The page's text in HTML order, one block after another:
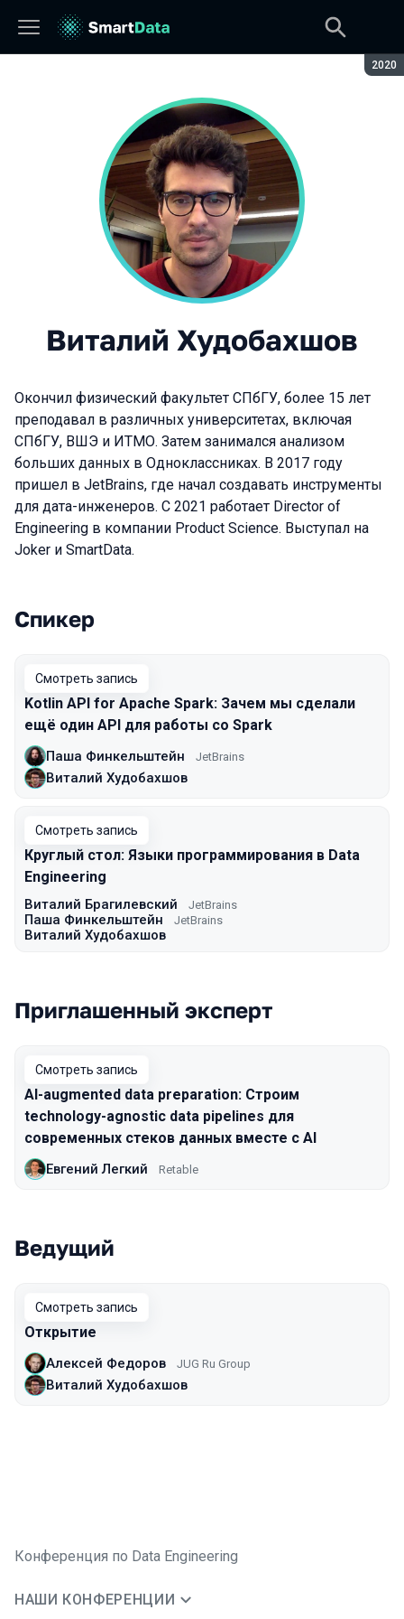
2020
Виталий Худобахшов
Окончил физический факультет СПбГУ, более 15 лет
преподавал в различных университетах, включая
СПбГУ, ВШЭ и ИТМО. Затем занимался анализом
больших данных в Одноклассниках. В 2017 году
пришел в JetBrains, где начал создавать инструменты
для дата-инженеров. С 2021 работает Director of
Engineering в компании Product Science. Выступал на
Joker и SmartData.
Выступления в сезоне 2020
Спикер
Смотреть запись
Kotlin API for Apache Spark: Зачем мы сделали
ещё один API для работы со Spark
Паша Финкельштейн JetBrains
Виталий Худобахшов
Смотреть запись
Круглый стол: Языки программирования в Data
Engineering
Виталий Брагилевский JetBrains
Паша Финкельштейн JetBrains
Виталий Худобахшов
Приглашенный эксперт
Смотреть запись
AI-augmented data preparation: Строим
technology-agnostic data pipelines для
современных стеков данных вместе с AI
Евгений Легкий Retable
Ведущий
Смотреть запись
Открытие
Алексей Федоров JUG Ru Group
Виталий Худобахшов
Конференция по Data Engineering
НАШИ КОНФЕРЕНЦИИ